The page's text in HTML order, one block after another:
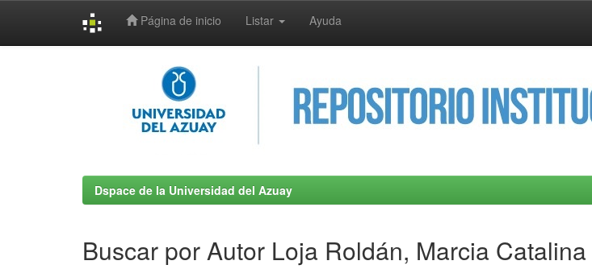
Página de inicio Listar Ayuda
Dspace de la Universidad del Azuay
Buscar por Autor Loja Roldán, Marcia Catalina